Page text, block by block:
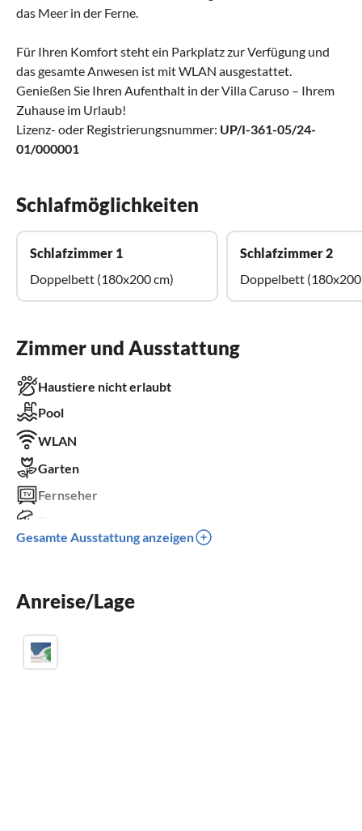
das Meer in der Ferne.
Für Ihren Komfort steht ein Parkplatz zur Verfügung und
das gesamte Anwesen ist mit WLAN ausgestattet.
Genießen Sie Ihren Aufenthalt in der Villa Caruso – Ihrem
Zuhause im Urlaub!
Lizenz- oder Registrierungsnummer: UP/I-361-05/24-
01/000001
Schlafmöglichkeiten
Schlafzimmer 1
Doppelbett (180x200 cm)
Schlafzimmer 2
Doppelbett (180x200
Zimmer und Ausstattung
Haustiere nicht erlaubt
Pool
WLAN
Garten
Fernseher
Spülmaschine
Kamin
Gesamte Ausstattung anzeigen
Anreise/Lage